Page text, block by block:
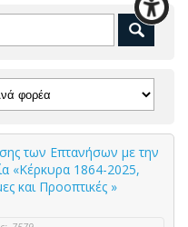
των Επτανήσων με την
«Κέρκυρα 1864-2025,
και Προοπτικές »